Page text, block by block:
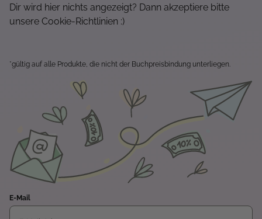
Dir wird hier nichts angezeigt? Dann akzeptiere bitte
unsere Cookie-Richtlinien :)
*gültig auf alle Produkte, die nicht der Buchpreisbindung unterliegen.
E-Mail